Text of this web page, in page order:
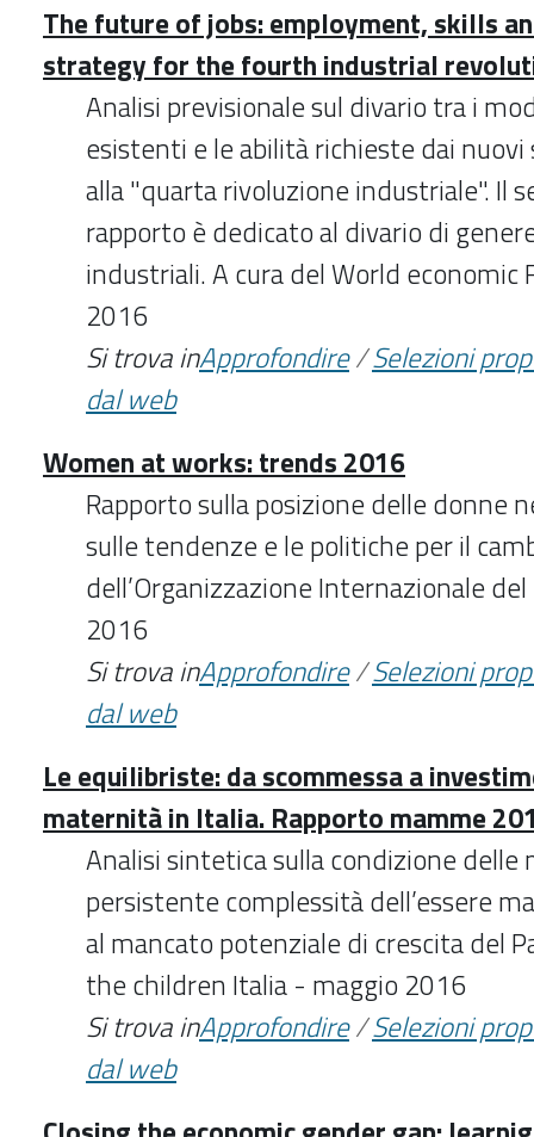
The future of jobs: employment, skills
strategy for the fourth industrial
Analisi previsionale sul divario tra i
esistenti e le abilità richieste dai
alla "quarta rivoluzione industriale". Il
rapporto è dedicato al divario di
industriali. A cura del World
2016
Si trova inApprofondire/Selezioni
dal web
Women at works: trends 2016
Rapporto sulla posizione delle donne
sulle tendenze e le politiche per il
dell’Organizzazione Internazionale
2016
Si trova inApprofondire/Selezioni
dal web
Le equilibriste: da scommessa a
maternità in Italia. Rapporto mamme
Analisi sintetica sulla condizione delle
persistente complessità dell’essere
al mancato potenziale di crescita del
the children Italia - maggio 2016
Si trova inApprofondire/Selezioni
dal web